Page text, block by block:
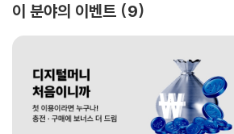
이 분야의 이벤트 9